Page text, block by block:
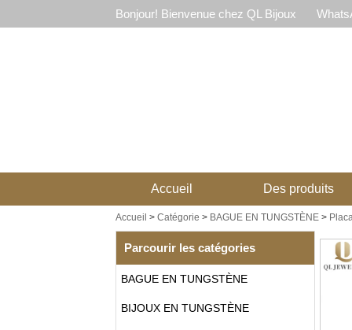
Bonjour! Bienvenue chez QL Bijoux
Accueil Des produits
Accueil > Catégorie > BAGUE EN TUNGSTÈNE>
Parcourir les catégories
BAGUE EN TUNGSTÈNE
BIJOUX EN TUNGSTÈNE